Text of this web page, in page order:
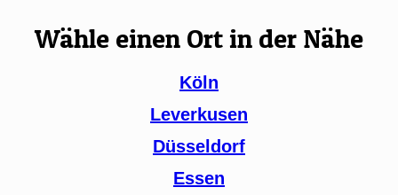
Wähle einen Ort in der Nähe
Köln
Leverkusen
Düsseldorf
Essen